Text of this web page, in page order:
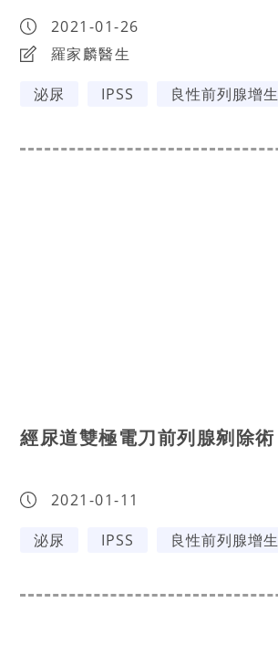
2021-01-26
羅家麟醫生
泌尿
IPSS 良性前列腺增生
經尿道雙極電刀前列腺剜除術
2021-01-11
泌尿
IPSS 良性前列腺增生